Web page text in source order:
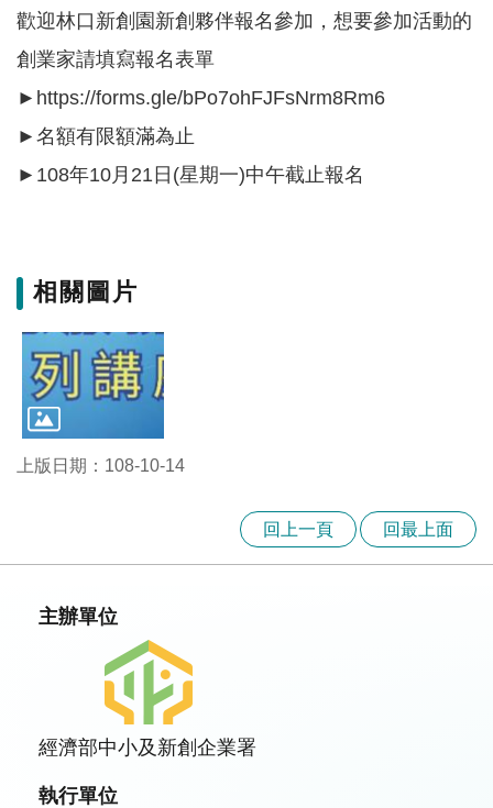
常
見
網
EN
服
務
條
款
隱
歡迎林口新創園新創夥伴報名參加，想要參加活動的
創業家請填寫報名表單
►https://forms.gle/bPo7ohFJFsNrm8Rm6
►名額有限額滿為止
►108年10月21日(星期一)中午截止報名
相關圖片
上版日期：108-10-14
回上一頁 回最上面
主辦單位
經濟部中小及新創企業署
執行單位